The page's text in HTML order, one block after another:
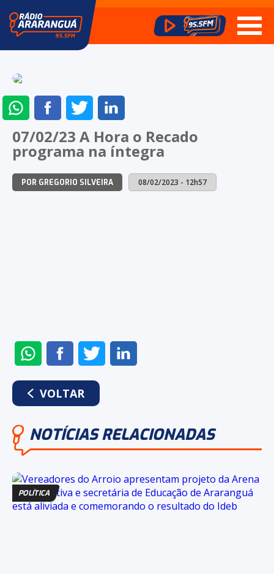
ENVIAR
NO
WHATSAPP
COMPARTILHAR
NO
FACEBOOK
COMPARTILHAR
NO
TWITTERLINKEDIN
07/02/23 A Hora o Recado
programa na íntegra
POR GREGORIO SILVEIRA 08/02/2023 - 12h57
ENVIAR
NO
WHATSAPP
COMPARTILHAR
NO
FACEBOOK
COMPARTILHAR
NO
VOLTAR
NOTÍCIAS RELACIONADAS
POLÍTICA